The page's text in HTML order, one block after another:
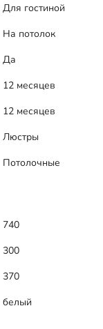
Для гостиной
На потолок
Да
12 месяцев
12 месяцев
Люстры
Потолочные
740
300
370
белый